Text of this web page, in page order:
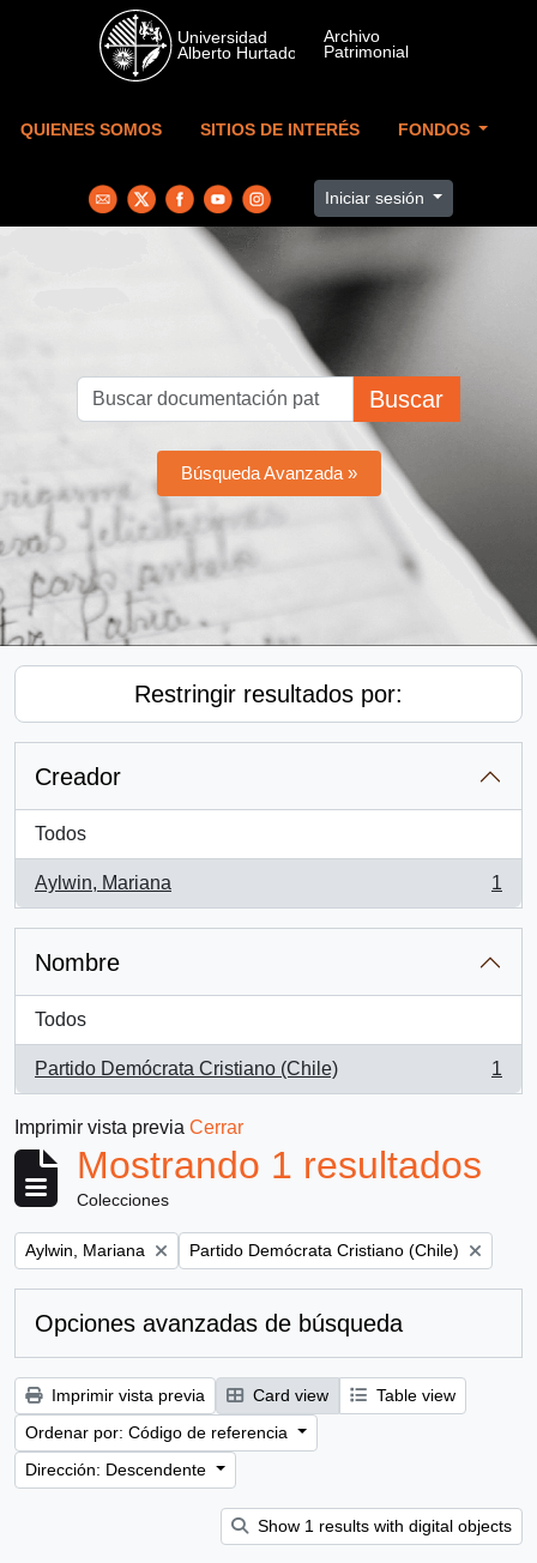
Skip to main content
QUIENES SOMOS SITIOS DE INTERÉS FONDOS
Iniciar sesión
Buscar
Búsqueda Avanzada »
Restringir resultados por:
Creador
Todos
Aylwin, Mariana
, 1 resultados
1
Nombre
Todos
Partido Demócrata Cristiano (Chile)
, 1 resultados
1
Imprimir vista previa Cerrar
Mostrando 1 resultados
Colecciones
Remove filter:
Aylwin, Mariana Remove filter:
Partido Demócrata Cristiano (Chile)
Opciones avanzadas de búsqueda
Imprimir vista previa Card view
Table view
Ordenar por: Código de referencia
Dirección: Descendente
Show 1 results with digital objects